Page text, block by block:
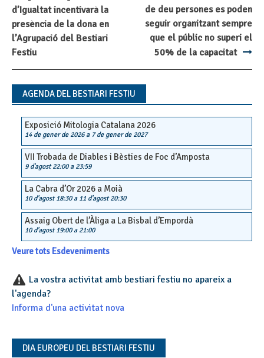
Post
navigation
d’Igualtat incentivarà la
presència de la dona en
l’Agrupació del Bestiari
Festiu
de deu persones es poden
seguir organitzant sempre
que el públic no superi el
50% de la capacitat
AGENDA DEL BESTIARI FESTIU
Exposició Mitologia Catalana 2026
14 de gener de 2026a 7 de gener de 2027
VII Trobada de Diables i Bèsties de Foc d’Amposta
9 d'agost 22:00a 23:59
La Cabra d’Or 2026 a Moià
10 d'agost 18:30a 11 d'agost 20:30
Assaig Obert de l’Àliga a La Bisbal d’Empordà
10 d'agost 19:00a 21:00
Veure tots Esdeveniments
La vostra activitat amb bestiari festiu no apareix a
l'agenda?
Informa d'una activitat nova
DIA EUROPEU DEL BESTIARI FESTIU